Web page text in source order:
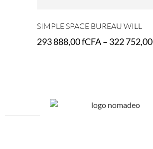
SIMPLE SPACE BUREAU WILL
293 888,00fCFA– 322 752,00